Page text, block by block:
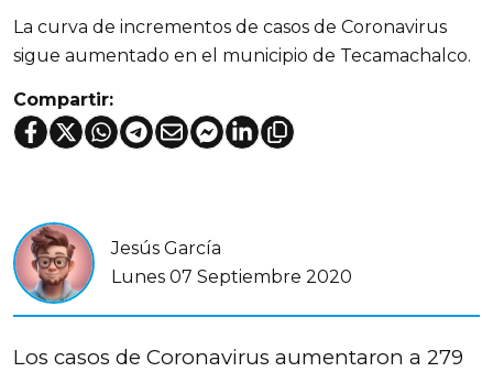
La curva de incrementos de casos de Coronavirus
sigue aumentado en el municipio de Tecamachalco.
Compartir:
Jesús García
Lunes 07 Septiembre 2020
Los casos de Coronavirus aumentaron a 279